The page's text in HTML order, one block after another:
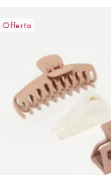
Offerta